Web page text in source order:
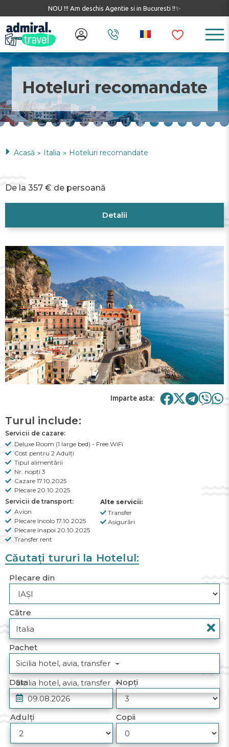
NOU !!! Am deschis Agentie si in Bucuresti !!✨
Hoteluri recomandate
Acasă > Italia > Hoteluri recomandate
De la 357 € de persoană
Detalii
Imparte asta:
Turul include:
Servicii de cazare:
Deluxe Room (1 large bed) - Free WiFi
Cost pentru 2 Adulți
Tipul alimentării
Nr. nopți 3
Cazare 17.10.2025
Plecare 20.10.2025
Alte servicii:
Transfer
Asigurări
Servicii de transport:
Avion
Plecare încolo 17.10.2025
Plecare înapoi 20.10.2025
Transfer rent
Căutați tururi la Hotelul:
Plecare din
Către
Pachet
Sicilia hotel, avia, transfer
Sicilia hotel, avia, transfer
Data Nopți
Adulți Copii